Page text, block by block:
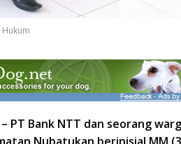
Hukum
PT Bank NTT dan seorangw